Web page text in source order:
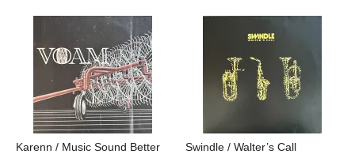
Karenn / Music Sound Better
Swindle / Walter’s Call